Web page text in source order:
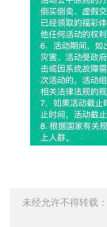
未经允许不得转载：